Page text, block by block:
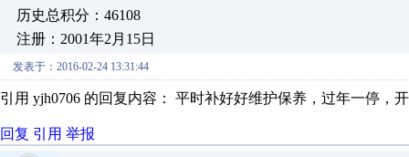
历史总积分：46108
注册：2001年2月15日
发表于：2016-02-24 13:31:44
引用 yjh0706 的回复内容： 平时补好好维护保养，过年一停，
回复 引用 举报